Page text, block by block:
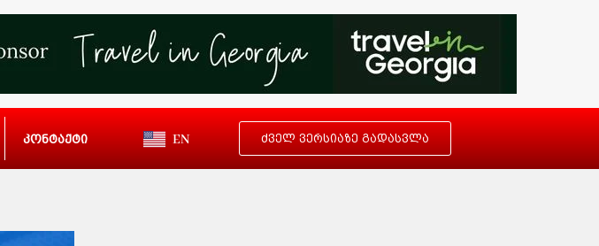
კონტაქტი EN ძველ ვერსიაზე გადასვლა